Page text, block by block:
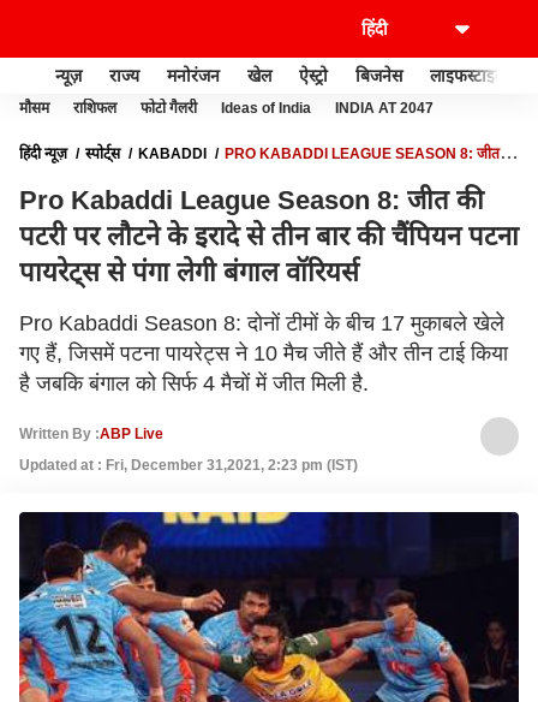
न्यूज़ राज्य मनोरंजन खेल ऐस्ट्रो बिजनेस लाइफस्टाइल
मौसम राशिफल फोटो गैलरी Ideas of India INDIA AT 2047
हिंदी न्यूज़ स्पोर्ट्स KABADDI
PRO KABADDI LEAGUE SEASON 8: जीत की
Pro Kabaddi League Season 8: जीत की
पटरी पर लौटने के इरादे से तीन बार की चैंपियन पटना
पायरेट्स से पंगा लेगी बंगाल वॉरियर्स
Pro Kabaddi Season 8: दोनों टीमों के बीच 17 मुकाबले खेले
गए हैं, जिसमें पटना पायरेट्स ने 10 मैच जीते हैं और तीन टाई किया
है जबकि बंगाल को सिर्फ 4 मैचों में जीत मिली है.
Written By :ABP Live
Updated at : Fri, December 31,2021, 2:23 pm (IST)